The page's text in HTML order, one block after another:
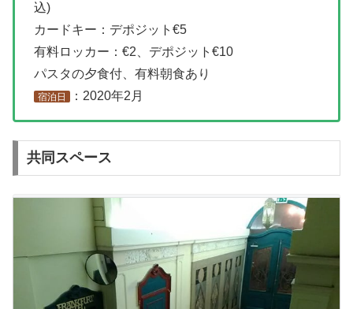
込)
カードキー：デポジット€5
有料ロッカー：€2、デポジット€10
パスタの夕食付、有料朝食あり
宿泊日 ：2020年2月
共同スペース